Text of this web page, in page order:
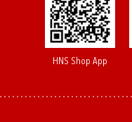
HNS Shop App